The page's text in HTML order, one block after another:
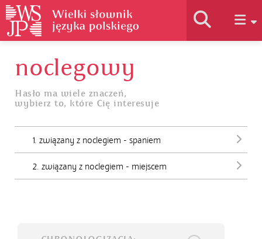
Historia słownika
Jak korzystać
Podstawy naukowe
noclegowy
Hasło ma wiele znaczeń,
wybierz to, które Cię interesuje
1. związany z noclegiem - spaniem
2. związany z noclegiem - miejscem